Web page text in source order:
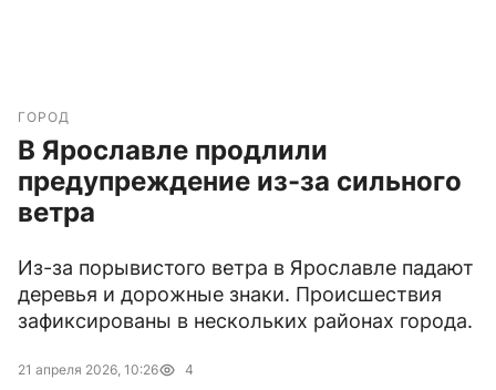
ГОРОД
В Ярославле продлили
предупреждение из-за сильного
ветра
Из-за порывистого ветра в Ярославле падают
деревья и дорожные знаки. Происшествия
зафиксированы в нескольких районах города.
21 апреля 2026, 10:26 4